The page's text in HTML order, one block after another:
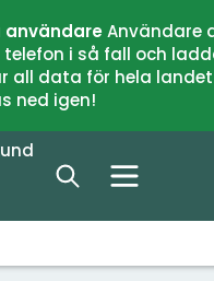
användareAnvändare
i så fall och
all data för hela
ned igen!